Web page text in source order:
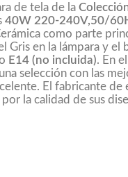
de tela de la
40W 220-240V,50/
como parte
Gris en la lámpara y el
E14 (no incluida). En
selección con las
El fabricante de
la calidad de sus